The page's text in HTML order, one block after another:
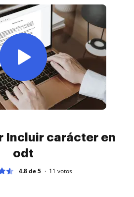
Incluir carácter en
odt
4.8 de 5 11 votos